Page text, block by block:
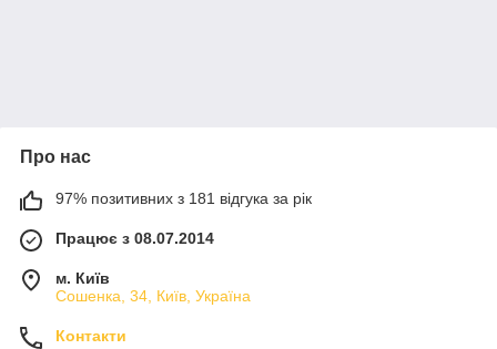
Про нас
97% позитивних з 181 відгука за рік
Працює з 08.07.2014
м. Київ
Сошенка, 34, Київ, Україна
Контакти